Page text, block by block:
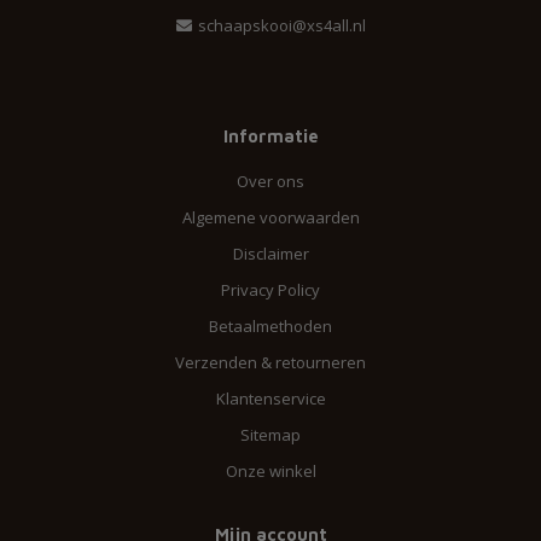
schaapskooi@xs4all.nl
Informatie
Over ons
Algemene voorwaarden
Disclaimer
Privacy Policy
Betaalmethoden
Verzenden & retourneren
Klantenservice
Sitemap
Onze winkel
Mijn account